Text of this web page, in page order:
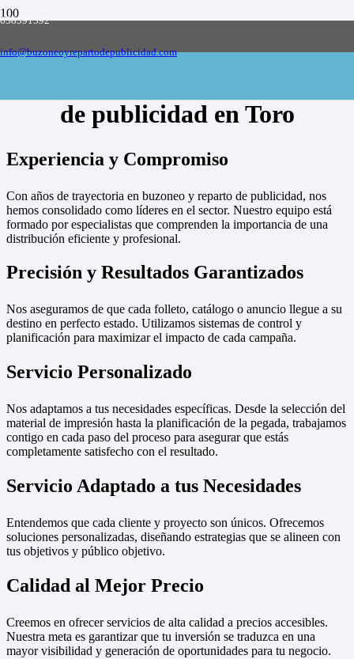
658591592
info@buzoneoyrepartodepublicidad.com
Empresa de buzoneo y reparto de publicidad
de publicidad en Toro
Experiencia y Compromiso
Con años de trayectoria en buzoneo y reparto de publicidad, nos
hemos consolidado como líderes en el sector. Nuestro equipo está
formado por especialistas que comprenden la importancia de una
distribución eficiente y profesional.
Precisión y Resultados Garantizados
Nos aseguramos de que cada folleto, catálogo o anuncio llegue a su
destino en perfecto estado. Utilizamos sistemas de control y
planificación para maximizar el impacto de cada campaña.
Servicio Personalizado
Nos adaptamos a tus necesidades específicas. Desde la selección del
material de impresión hasta la planificación de la pegada, trabajamos
contigo en cada paso del proceso para asegurar que estás
completamente satisfecho con el resultado.
Servicio Adaptado a tus Necesidades
Entendemos que cada cliente y proyecto son únicos. Ofrecemos
soluciones personalizadas, diseñando estrategias que se alineen con
tus objetivos y público objetivo.
Calidad al Mejor Precio
Creemos en ofrecer servicios de alta calidad a precios accesibles.
Nuestra meta es garantizar que tu inversión se traduzca en una
mayor visibilidad y generación de oportunidades para tu negocio.